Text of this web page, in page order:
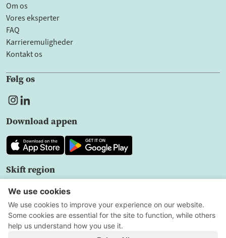
Om os
Vores eksperter
FAQ
Karrieremuligheder
Kontakt os
Følg os
Download appen
Skift region
DK